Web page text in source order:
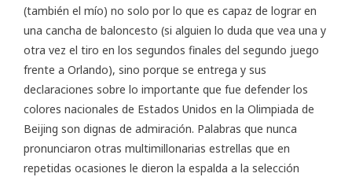
(también el mío) no solo por lo que es capaz de lograr en
una cancha de baloncesto (si alguien lo duda que vea una y
otra vez el tiro en los segundos finales del segundo juego
frente a Orlando), sino porque se entrega y sus
declaraciones sobre lo importante que fue defender los
colores nacionales de Estados Unidos en la Olimpiada de
Beijing son dignas de admiración. Palabras que nunca
pronunciaron otras multimillonarias estrellas que en
repetidas ocasiones le dieron la espalda a la selección